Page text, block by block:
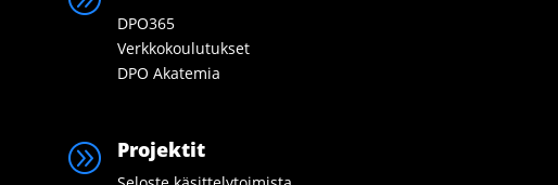
DPO365
Verkkokoulutukset
DPO Akatemia
A Projektit